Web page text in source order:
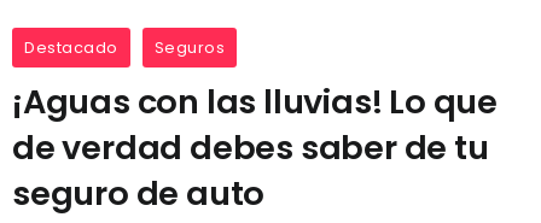
Destacado Seguros
¡Aguas con las lluvias! Lo que
de verdad debes saber de tu
seguro de auto